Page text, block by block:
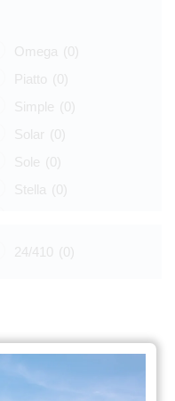
Omega (0)
Piatto
(0)
Simple (0)
Solar
(0)
Sole (0)
Stella (0)
Vege
24/410 (0)